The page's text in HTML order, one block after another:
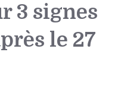
3 signes
le 27